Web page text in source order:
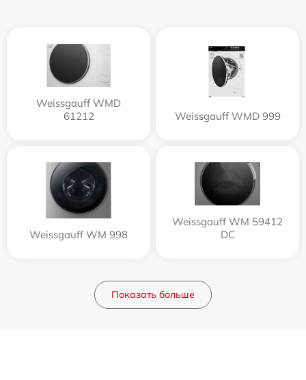
Weissgauff WMD
61212
Weissgauff WMD 999
Weissgauff WM 998
Weissgauff WM 59412
DC
Показать больше